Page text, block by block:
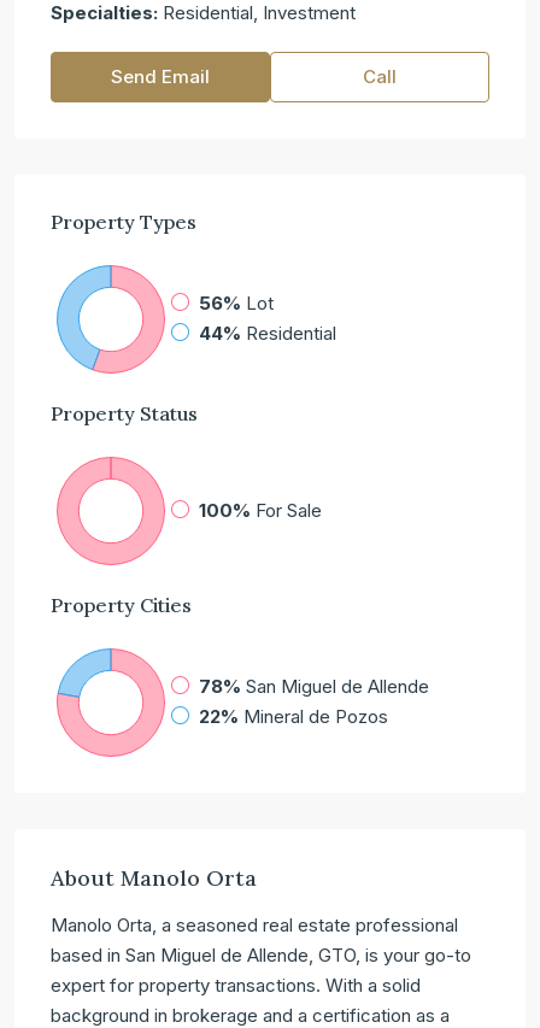
Specialties: Residential, Investment
Send Email Call
Property Types
56% Lot
44% Residential
Property Status
100% For Sale
Property Cities
78% San Miguel de Allende
22% Mineral de Pozos
About Manolo Orta
Manolo Orta, a seasoned real estate professional
based in San Miguel de Allende, GTO, is your go-to
expert for property transactions. With a solid
background in brokerage and a certification as a